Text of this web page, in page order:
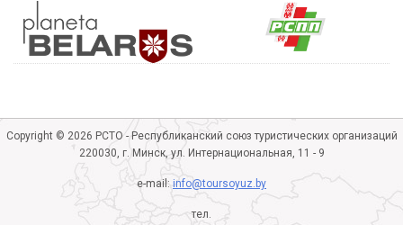
Copyright © 2026 РСТО - Республиканский союз туристических организаций
220030, г. Минск, ул. Интернациональная, 11 - 9
e-mail:info@toursoyuz.by
тел.